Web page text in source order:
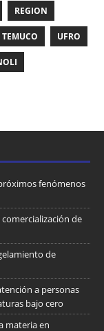
REGION
TEMUCO UFRO
fenómenos
de
de
a personas
bajo cero
materia en